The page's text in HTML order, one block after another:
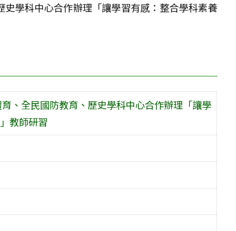
學科中心合作辦理「讓學習有感：整合學科素養
、全民國防教育、歷史學科中心合作辦理「讓學
教師研習